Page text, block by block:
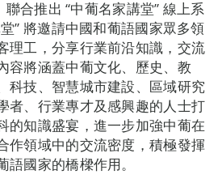
聯合推出 “中葡名家講堂” 線上系
” 將邀請中國和葡語國家眾多領
理工，分享行業前沿知識，交流
容將涵蓋中葡文化、歷史、教
科技、智慧城市建設、區域研究
者、行業專才及感興趣的人士打
的知識盛宴，進一步加強中葡在
作領域中的交流密度，積極發揮
國家的橋樑作用。